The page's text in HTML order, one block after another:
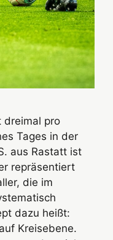
dreimal pro
Tages in der
aus Rastatt ist
repräsentiert
die im
dazu heißt:
Kreisebene.